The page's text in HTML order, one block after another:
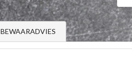
BEWAARADVIES